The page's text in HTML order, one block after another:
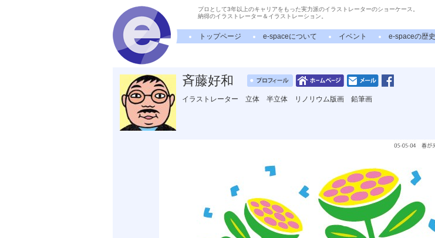
プロとして3年以上のキャリアをもった実力派のイラストレーターのショーケース。
納得のイラストレーター＆イラストレーション。
トップページ e-spaceについて イベント e-spaceの歴史
斉藤好和
イラストレーター 立体 半立体 リノリウム版画 鉛筆画